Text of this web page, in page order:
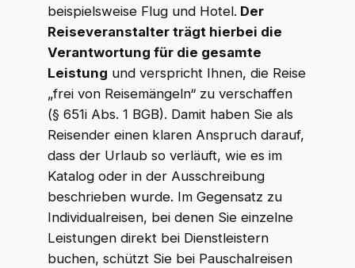
beispielsweise Flug und Hotel. Der
Reiseveranstalter trägt hierbei die
Verantwortung für die gesamte
Leistung und verspricht Ihnen, die Reise
„frei von Reisemängeln“ zu verschaffen
(§ 651i Abs. 1 BGB). Damit haben Sie als
Reisender einen klaren Anspruch darauf,
dass der Urlaub so verläuft, wie es im
Katalog oder in der Ausschreibung
beschrieben wurde. Im Gegensatz zu
Individualreisen, bei denen Sie einzelne
Leistungen direkt bei Dienstleistern
buchen, schützt Sie bei Pauschalreisen